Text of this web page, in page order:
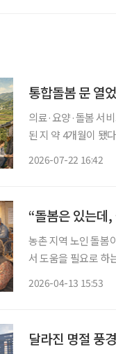
통합돌봄 문 열
의료·요양·돌봄 서
된 지 약 4개월이 됐
2026-07-22 16:42
“돌봄은 있는데,
농촌 지역 노인 돌봄
서 도움을 필요로 하
2026-04-13 15:53
달라진 명절 풍경